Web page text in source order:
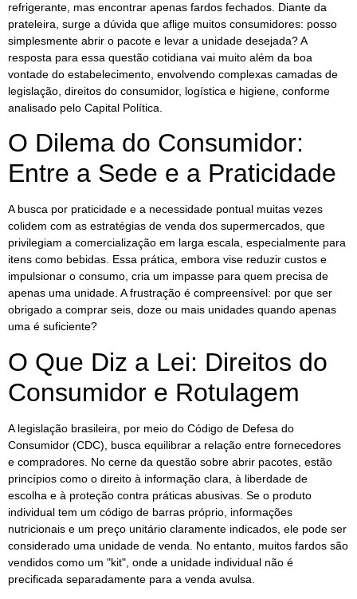
refrigerante, mas encontrar apenas fardos fechados. Diante da
prateleira, surge a dúvida que aflige muitos consumidores: posso
simplesmente abrir o pacote e levar a unidade desejada? A
resposta para essa questão cotidiana vai muito além da boa
vontade do estabelecimento, envolvendo complexas camadas de
legislação, direitos do consumidor, logística e higiene, conforme
analisado pelo Capital Política.
O Dilema do Consumidor:
Entre a Sede e a Praticidade
A busca por praticidade e a necessidade pontual muitas vezes
colidem com as estratégias de venda dos supermercados, que
privilegiam a comercialização em larga escala, especialmente para
itens como bebidas. Essa prática, embora vise reduzir custos e
impulsionar o consumo, cria um impasse para quem precisa de
apenas uma unidade. A frustração é compreensível: por que ser
obrigado a comprar seis, doze ou mais unidades quando apenas
uma é suficiente?
O Que Diz a Lei: Direitos do
Consumidor e Rotulagem
A legislação brasileira, por meio do Código de Defesa do
Consumidor (CDC), busca equilibrar a relação entre fornecedores
e compradores. No cerne da questão sobre abrir pacotes, estão
princípios como o direito à informação clara, à liberdade de
escolha e à proteção contra práticas abusivas. Se o produto
individual tem um código de barras próprio, informações
nutricionais e um preço unitário claramente indicados, ele pode ser
considerado uma unidade de venda. No entanto, muitos fardos são
vendidos como um "kit", onde a unidade individual não é
precificada separadamente para a venda avulsa.